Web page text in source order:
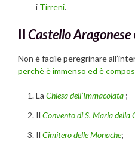
i Tirreni.
IlCastello Aragonese
Non è facile peregrinare
perchè è immenso ed è
La Chiesa dell’Immacolata ;
Il Convento di S. Maria della
Il Cimitero delle Monache;